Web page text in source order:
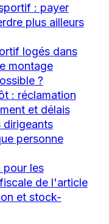
: payer
plus ailleurs
logés dans
montage
?
: réclamation
et délais
dirigeants
personne
pour les
de l'article
et stock-